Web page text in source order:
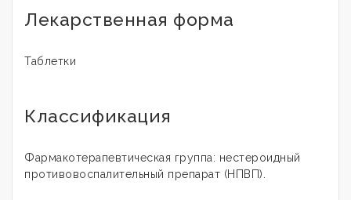
Лекарственная форма
Таблетки
Классификация
Фармакотерапевтическая группа: нестероидный
противовоспалительный препарат (НПВП).